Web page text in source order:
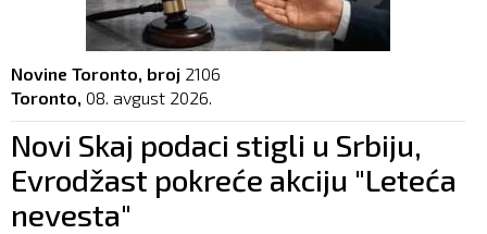
Novine Toronto, broj 2106
Toronto, 08. avgust 2026.
Novi Skaj podaci stigli u Srbiju,
Evrodžast pokreće akciju "Leteća
nevesta"